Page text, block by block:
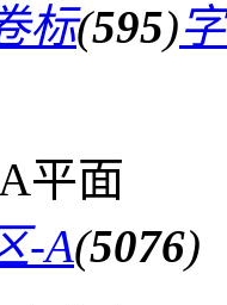
标(595)
平面
-A(5076)